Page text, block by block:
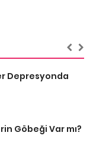
Depresyonda
Göbeği Var mı?